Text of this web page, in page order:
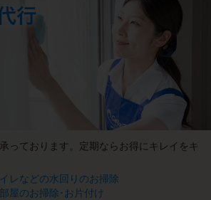
っております。定期ならお得にキレイをキ
レなどの水回りのお掃除
屋のお掃除･お片付け